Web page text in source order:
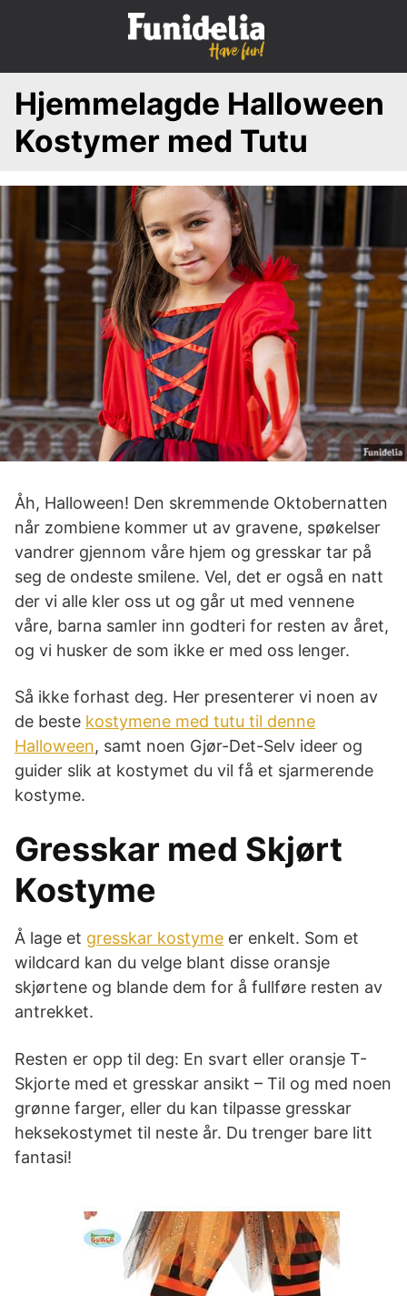
p
n
n
t
Hjemmelagde Halloween
Kostymer med Tutu
Åh, Halloween! Den skremmende Oktobernatten
når zombiene kommer ut av gravene, spøkelser
vandrer gjennom våre hjem og gresskar tar på
seg de ondeste smilene. Vel, det er også en natt
der vi alle kler oss ut og går ut med vennene
våre, barna samler inn godteri for resten av året,
og vi husker de som ikke er med oss lenger.
Så ikke forhast deg. Her presenterer vi noen av
de beste kostymene med tutu til denne
Halloween, samt noen Gjør-Det-Selv ideer og
guider slik at kostymet du vil få et sjarmerende
kostyme.
Gresskar med Skjørt
Kostyme
Å lage et gresskar kostyme er enkelt. Som et
wildcard kan du velge blant disse oransje
skjørtene og blande dem for å fullføre resten av
antrekket.
Resten er opp til deg: En svart eller oransje T-
Skjorte med et gresskar ansikt – Til og med noen
grønne farger, eller du kan tilpasse gresskar
heksekostymet til neste år. Du trenger bare litt
fantasi!